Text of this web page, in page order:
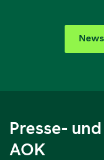
Presse-
AOK